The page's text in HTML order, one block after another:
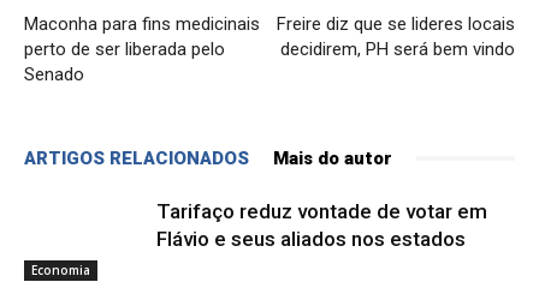
Maconha para fins medicinais
perto de ser liberada pelo
Senado
Freire diz que se lideres locais
decidirem, PH será bem vindo
ARTIGOS RELACIONADOS Mais do autor
Economia
Tarifaço reduz vontade de votar em
Flávio e seus aliados nos estados